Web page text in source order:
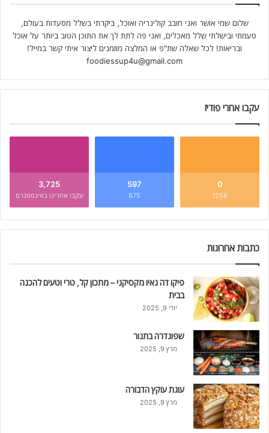
שלום שמי אושר ואני חובב קולינריה ואוכל, ביקרתי בשלל מסעדות בעולם,
טעמתי ובישלתי שלל מאכלים, ואני פה לתת לך את התוכן הטוב ביותר על אוכל
ובריאות! לכל שאלה שת"פ או המלצה מוזמנים ליצור איתי קשר במייל!
foodiessup4u@gmail.com
עקבו אחרי פודיז
0
1256
597
875
3,725
עקבו אחרינו באינסטגרם
כתבות אחרונות
פיקו דה גאיו מקסיקני – מתכון קל, טרי וטעים להכנה
בבית
יולי 9, 2025
שפונדרה בתנור
מרץ 9, 2025
עוגת עוקץ הדבורה
מרץ 9, 2025